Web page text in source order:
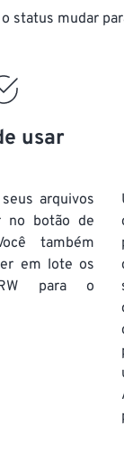
status mudar
usar
arquivos
no botão de
também
em loteos
para o